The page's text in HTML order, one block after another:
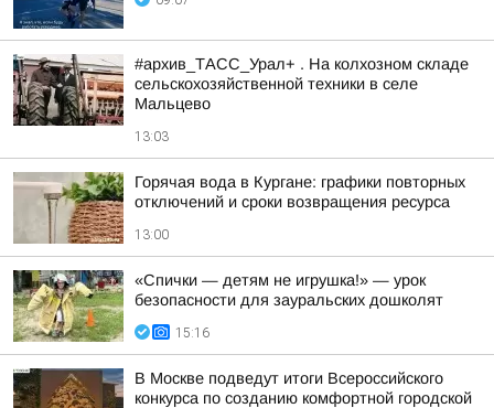
#архив_ТАСС_Урал+ . На колхозном складе
сельскохозяйственной техники в селе
Мальцево
13:03
Горячая вода в Кургане: графики повторных
отключений и сроки возвращения ресурса
13:00
«Спички — детям не игрушка!» — урок
безопасности для зауральских дошколят
15:16
В Москве подведут итоги Всероссийского
конкурса по созданию комфортной городской